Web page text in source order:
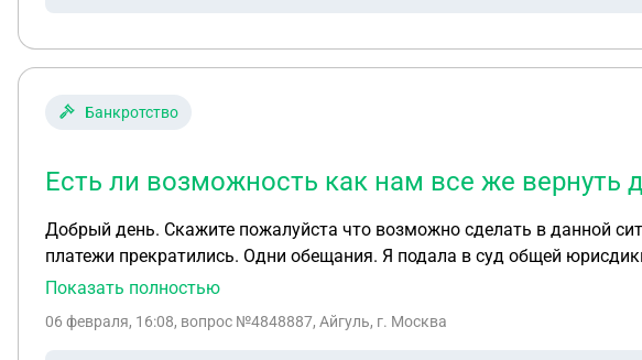
Банкротство
Есть ли возможность как нам все же вернуть
Добрый день. Скажите пожалуйста что возможно сделать в данной
платежи прекратились. Одни обещания. Я подала в суд общей
я и ответчик были зарегистрированы как ИП подать в арбитраж,
потом якобы какие то возражения со стороны ответчика, оказалось
Показать полностью
06 февраля, 16:08, вопрос №4848887, Айгуль, г. Москва